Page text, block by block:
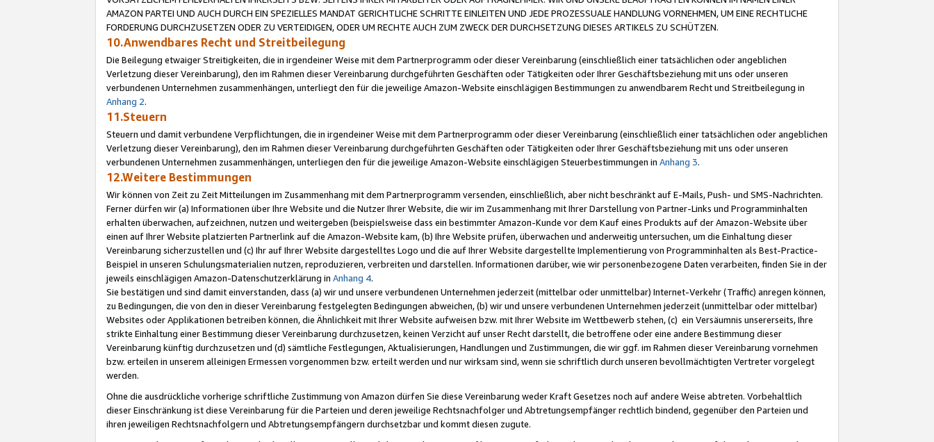
AMAZON PARTEI UND AUCH DURCH EIN SPEZIELLES MANDAT GERICHTLICHE SCHRITTE EINLEITEN UND JEDE PROZESSUALE HANDLUNG VORNEHMEN, UM EINE RECHTLICHE
FORDERUNG DURCHZUSETZEN ODER ZU VERTEIDIGEN, ODER UM RECHTE AUCH ZUM ZWECK DER DURCHSETZUNG DIESES ARTIKELS ZU SCHÜTZEN.
10.Anwendbares Recht und Streitbeilegung
Die Beilegung etwaiger Streitigkeiten, die in irgendeiner Weise mit dem Partnerprogramm oder dieser Vereinbarung (einschließlich einer tatsächlichen oder angeblichen
Verletzung dieser Vereinbarung), den im Rahmen dieser Vereinbarung durchgeführten Geschäften oder Tätigkeiten oder Ihrer Geschäftsbeziehung mit uns oder unseren
verbundenen Unternehmen zusammenhängen, unterliegt den für die jeweilige Amazon-Website einschlägigen Bestimmungen zu anwendbarem Recht und Streitbeilegung in
Anhang 2.
11.Steuern
Steuern und damit verbundene Verpflichtungen, die in irgendeiner Weise mit dem Partnerprogramm oder dieser Vereinbarung (einschließlich einer tatsächlichen oder angeblichen
Verletzung dieser Vereinbarung), den im Rahmen dieser Vereinbarung durchgeführten Geschäften oder Tätigkeiten oder Ihrer Geschäftsbeziehung mit uns oder unseren
verbundenen Unternehmen zusammenhängen, unterliegen den für die jeweilige Amazon-Website einschlägigen Steuerbestimmungen in Anhang 3.
12.Weitere Bestimmungen
Wir können von Zeit zu Zeit Mitteilungen im Zusammenhang mit dem Partnerprogramm versenden, einschließlich, aber nicht beschränkt auf E-Mails, Push- und SMS-Nachrichten.
Ferner dürfen wir (a) Informationen über Ihre Website und die Nutzer Ihrer Website, die wir im Zusammenhang mit Ihrer Darstellung von Partner-Links und Programminhalten
erhalten überwachen, aufzeichnen, nutzen und weitergeben (beispielsweise dass ein bestimmter Amazon-Kunde vor dem Kauf eines Produkts auf der Amazon-Website über
einen auf Ihrer Website platzierten Partnerlink auf die Amazon-Website kam, (b) Ihre Website prüfen, überwachen und anderweitig untersuchen, um die Einhaltung dieser
Vereinbarung sicherzustellen und (c) Ihr auf Ihrer Website dargestelltes Logo und die auf Ihrer Website dargestellte Implementierung von Programminhalten als Best-Practice-
Beispiel in unseren Schulungsmaterialien nutzen, reproduzieren, verbreiten und darstellen. Informationen darüber, wie wir personenbezogene Daten verarbeiten, finden Sie in der
jeweils einschlägigen Amazon-Datenschutzerklärung in Anhang 4.
Sie bestätigen und sind damit einverstanden, dass (a) wir und unsere verbundenen Unternehmen jederzeit (mittelbar oder unmittelbar) Internet-Verkehr (Traffic) anregen können,
zu Bedingungen, die von den in dieser Vereinbarung festgelegten Bedingungen abweichen, (b) wir und unsere verbundenen Unternehmen jederzeit (unmittelbar oder mittelbar)
Websites oder Applikationen betreiben können, die Ähnlichkeit mit Ihrer Website aufweisen bzw. mit Ihrer Website im Wettbewerb stehen, (c) ein Versäumnis unsererseits, Ihre
strikte Einhaltung einer Bestimmung dieser Vereinbarung durchzusetzen, keinen Verzicht auf unser Recht darstellt, die betroffene oder eine andere Bestimmung dieser
Vereinbarung künftig durchzusetzen und (d) sämtliche Festlegungen, Aktualisierungen, Handlungen und Zustimmungen, die wir ggf. im Rahmen dieser Vereinbarung vornehmen
bzw. erteilen in unserem alleinigen Ermessen vorgenommen bzw. erteilt werden und nur wirksam sind, wenn sie schriftlich durch unseren bevollmächtigten Vertreter vorgelegt
werden.
Ohne die ausdrückliche vorherige schriftliche Zustimmung von Amazon dürfen Sie diese Vereinbarung weder Kraft Gesetzes noch auf andere Weise abtreten. Vorbehaltlich
dieser Einschränkung ist diese Vereinbarung für die Parteien und deren jeweilige Rechtsnachfolger und Abtretungsempfänger rechtlich bindend, gegenüber den Parteien und
ihren jeweiligen Rechtsnachfolgern und Abtretungsempfängern durchsetzbar und kommt diesen zugute.